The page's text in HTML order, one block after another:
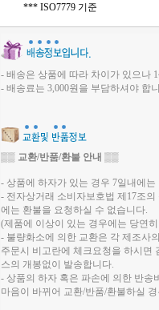
*** ISO7779 기준
- 배송은 상품에 따라 차이가 있으나
- 배송료는 3,000원을 부담하셔야 합
▒▒ 교환/반품/환불 안내 ▒▒
- 상품에 하자가 있는 경우 7일내에
- 전자상거래 소비자보호법 제17조
에는 환불을 요청하실 수 없습니다.
(제품에 이상이 있는 경우에는 당연
- 불량화소에 의한 교환은 각 제조사
주문시 비고란에 체크요청을 하시면
스의 개봉없이 발송합니다.
- 상품의 하자 혹은 파손에 의한 반송
마음이 바뀌어 교환/반품/환불하실